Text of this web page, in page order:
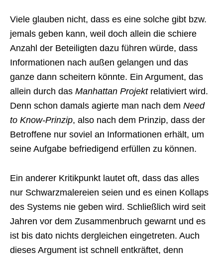
Viele glauben nicht, dass es eine solche gibt bzw.
jemals geben kann, weil doch allein die schiere
Anzahl der Beteiligten dazu führen würde, dass
Informationen nach außen gelangen und das
ganze dann scheitern könnte. Ein Argument, das
allein durch das Manhattan Projektrelativiert wird.
Denn schon damals agierte man nach dem Need
to Know-Prinzip, also nach dem Prinzip, dass der
Betroffene nur soviel an Informationen erhält, um
seine Aufgabe befriedigend erfüllen zu können.
Ein anderer Kritikpunkt lautet oft, dass das alles
nur Schwarzmalereien seien und es einen Kollaps
des Systems nie geben wird. Schließlich wird seit
Jahren vor dem Zusammenbruch gewarnt und es
ist bis dato nichts dergleichen eingetreten. Auch
dieses Argument ist schnell entkräftet, denn